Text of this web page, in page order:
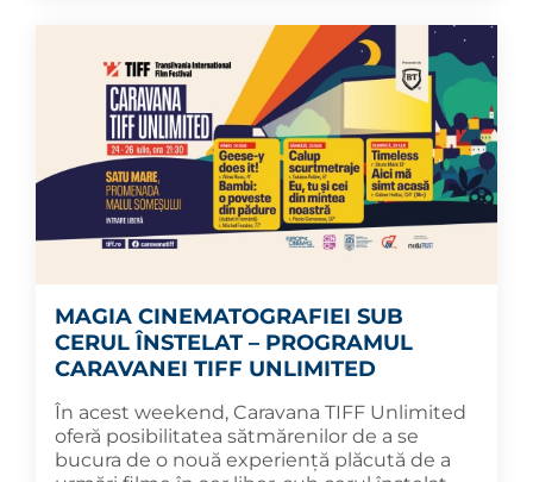
MAGIA CINEMATOGRAFIEI SUB
CERUL ÎNSTELAT – PROGRAMUL
CARAVANEI TIFF UNLIMITED
În acest weekend, Caravana TIFF Unlimited
oferă posibilitatea sătmărenilor de a se
bucura de o nouă experiență plăcută de a